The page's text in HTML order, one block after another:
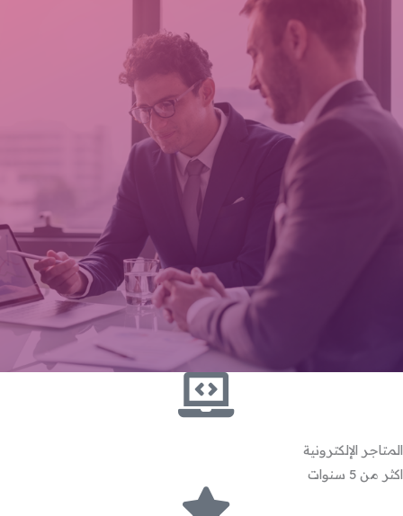
المتاجر الإلكترونية
اكثر من 5 سنوات